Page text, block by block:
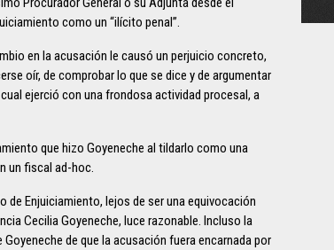
como un “ilícito penal”.
en la acusación le causó un perjuicio concreto,
oír, de comprobar lo que se dice y de argumentar
ejerció con una frondosa actividad procesal, a
que hizo Goyeneche al tildarlo como una
un fiscal ad-hoc.
Enjuiciamiento, lejos de ser una equivocación
Cecilia Goyeneche, luce razonable. Incluso la
de que la acusación fuera encarnada por